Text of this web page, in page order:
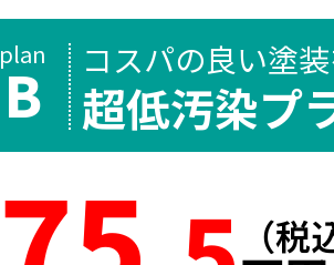
plan
B コスパの良い塗
超低汚染プ
（税